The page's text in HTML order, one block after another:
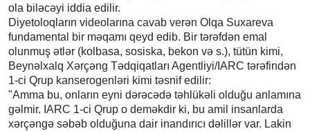
ola biləcəyi iddia edilir.
Diyetoloqların videolarına cavab verən Olqa Suxareva
fundamental bir məqamı qeyd edib. Bir tərəfdən emal
olunmuş ətlər (kolbasa, sosiska, bekon və s.), tütün kimi,
Beynəlxalq Xərçəng Tədqiqatları Agentliyi/IARC tərəfindən
1-ci Qrup kanserogenləri kimi təsnif edilir:
"Amma bu, onların eyni dərəcədə təhlükəli olduğu anlamına
gəlmir. IARC 1-ci Qrup o deməkdir ki, bu amil insanlarda
xərçəngə səbəb olduğuna dair inandırıcı dəlillər var. Lakin